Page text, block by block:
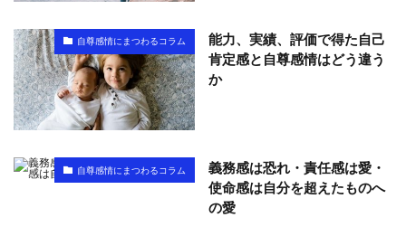
自尊感情にまつわるコラム
能力、実績、評価で得た自己
肯定感と自尊感情はどう違う
か
自尊感情にまつわるコラム
義務感は恐れ・責任感は愛・
使命感は自分を超えたものへ
の愛